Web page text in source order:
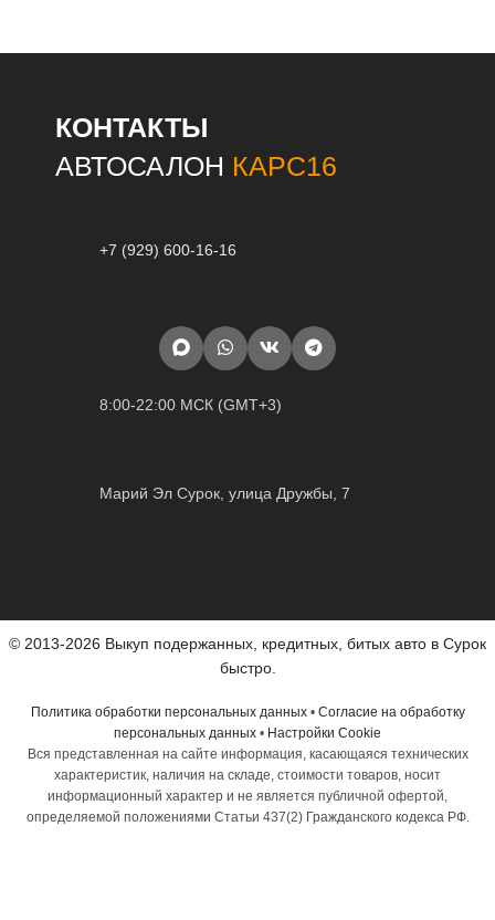
КОНТАКТЫ
АВТОСАЛОН КАРС16
+7 (929) 600-16-16
8:00-22:00 МСК (GMT+3)
Марий Эл Сурок, улица Дружбы, 7
© 2013-2026 Выкуп подержанных, кредитных, битых авто в Сурок
быстро.
Политика обработки персональных данных• Согласие на обработку
персональных данных • Настройки Cookie
Вся представленная на сайте информация, касающаяся технических
характеристик, наличия на складе, стоимости товаров, носит
информационный характер и не является публичной офертой,
определяемой положениями Статьи 437(2) Гражданского кодекса РФ.